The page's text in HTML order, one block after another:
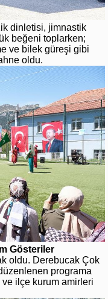
dinletisi, jimnastik
beğeni toplarken;
ve bilek güreşi gibi
oldu.
Gösteriler
oldu. Derebucak Çok
programa
ilçe kurum amirleri